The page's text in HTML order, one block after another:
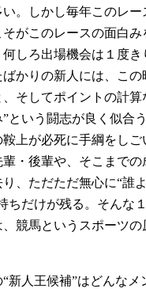
。しかし毎年このレ
がこのレースの面白み
しろ出場機会は１度き
かりの新人には、こ
そしてポイントの計
”という闘志が良く似合
鞍上が必死に手綱をし
輩・後輩や、そこまで
、ただただ無心に“誰
ちだけが残る。そんな
競馬というスポーツの
新人王候補”はどんなメ